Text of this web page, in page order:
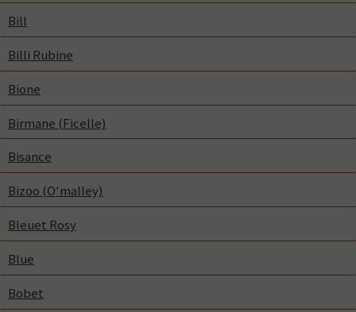
Bill
Billi Rubine
Bione
Birmane (Ficelle)
Bisance
Bizoo (O'malley)
Bleuet Rosy
Blue
Bobet